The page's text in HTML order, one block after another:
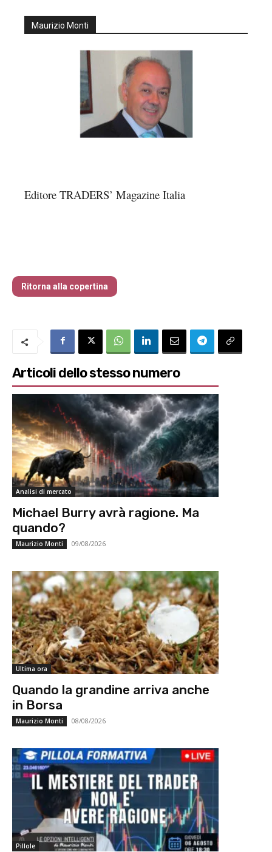
Maurizio Monti
Editore TRADERS’ Magazine Italia
Ritorna alla copertina
Articoli dello stesso numero
Analisi di mercato
Michael Burry avrà ragione. Ma
quando?
Maurizio Monti 09/08/2026
Ultima ora
Quando la grandine arriva anche
in Borsa
Maurizio Monti 08/08/2026
Pillole